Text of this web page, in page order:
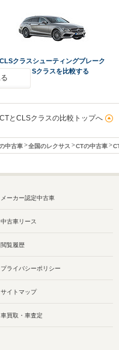
CLSクラスシューティングブレーク
とCLSクラスを比較する
CTとCLSクラスの比較トップへ
中古車 全国のレクサス CTの中古車
メーカー認定中古車
中古車リース
閲覧履歴
プライバシーポリシー
サイトマップ
車買取・車査定